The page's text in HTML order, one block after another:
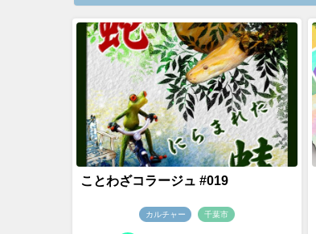
ことわざコラージュ #019
カルチャー 千葉市